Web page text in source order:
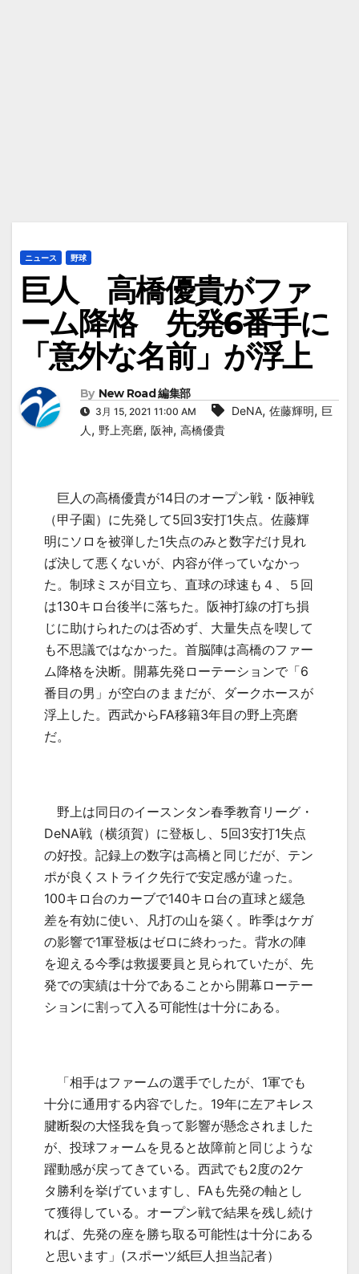
ニュース 野球
巨人 高橋優貴がファ
ーム降格 先発6番手に
「意外な名前」が浮上
By New Road 編集部
3月 15, 2021 11:00 AM DeNA, 佐藤輝明, 巨
人 , 野上亮磨, 阪神, 高橋優貴
巨人の高橋優貴が14日のオープン戦・阪神戦
（甲子園）に先発して5回3安打1失点。佐藤輝
明にソロを被弾した1失点のみと数字だけ見れ
ば決して悪くないが、内容が伴っていなかっ
た。制球ミスが目立ち、直球の球速も４、５回
は130キロ台後半に落ちた。阪神打線の打ち損
じに助けられたのは否めず、大量失点を喫して
も不思議ではなかった。首脳陣は高橋のファー
ム降格を決断。開幕先発ローテーションで「6
番目の男」が空白のままだが、ダークホースが
浮上した。西武からFA移籍3年目の野上亮磨
だ。
野上は同日のイースンタン春季教育リーグ・
DeNA戦（横須賀）に登板し、 5回3安打1失点
の好投。記録上の数字は高橋と同じだが、テン
ポが良くストライク先行で安定感が違った。
100キロ台のカーブで140キロ台の直球と緩急
差を有効に使い、凡打の山を築く。昨季はケガ
の影響で1軍登板はゼロに終わった。背水の陣
を迎える今季は救援要員と見られていたが、先
発での実績は十分であることから開幕ローテー
ションに割って入る可能性は十分にある。
「相手はファームの選手でしたが、 1軍でも
十分に通用する内容でした。 19年に左アキレス
腱断裂の大怪我を負って影響が懸念されました
が、投球フォームを見ると故障前と同じような
躍動感が戻ってきている。西武でも2度の2ケ
タ勝利を挙げていますし、 FAも先発の軸とし
て獲得している。オープン戦で結果を残し続け
れば、先発の座を勝ち取る可能性は十分にある
と思います」(スポーツ紙巨人担当記者）